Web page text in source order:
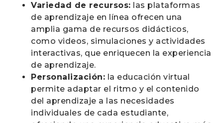
Variedad de recursos: las plataformas
de aprendizaje en línea ofrecen una
amplia gama de recursos didácticos,
como videos, simulaciones y actividades
interactivas, que enriquecen la experiencia
de aprendizaje.
Personalización: la educación virtual
permite adaptar el ritmo y el contenido
del aprendizaje a las necesidades
individuales de cada estudiante,